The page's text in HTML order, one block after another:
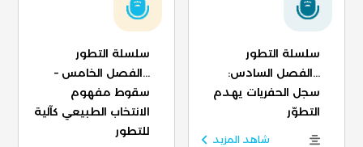
سلسلة التطور
...الفصل السادس:
سجل الحفريات يهدم
التطوّر
شاهد المزيد
سلسلة التطور
...الفصل الخامس –
سقوط مفهوم
الانتخاب الطبيعي كآلية
للتطور